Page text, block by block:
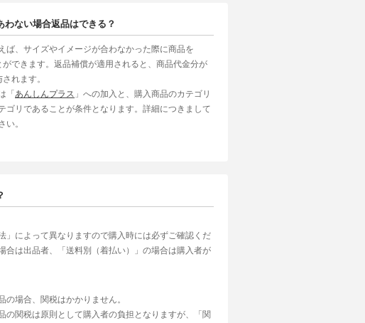
わない場合返品はできる？
ば、サイズやイメージが合わなかった際に商品を
できます。返品補償が適用されると、商品代金分が
れます。
「あんしんプラス 」への加入と、購入商品のカテゴリ
ゴリであることが条件となります。詳細につきまして
い。
」によって異なりますので購入時には必ずご確認くだ
合は出品者、「送料別（着払い）」の場合は購入者が
の場合、関税はかかりません。
の関税は原則として購入者の負担となりますが、「関